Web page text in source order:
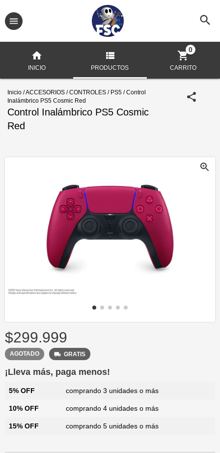
INICIO PRODUCTOS CARRITO
0
Inicio /ACCESORIOS / CONTROLES / PS5 / Control
Inalámbrico PS5 Cosmic Red
Control Inalámbrico PS5 Cosmic
Red
$299.999
AGOTADO GRATIS
¡Lleva más, paga menos!
5% OFF comprando 3 unidades o más
10% OFF comprando 4 unidades o más
15% OFF comprando 5 unidades o más